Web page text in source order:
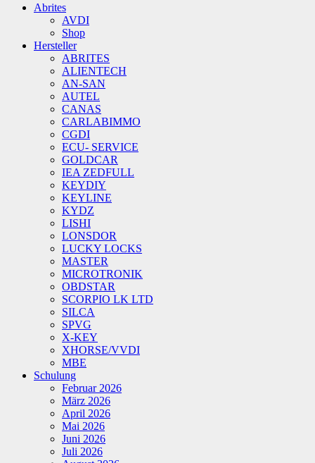
Abrites
AVDI
Shop
Hersteller
ABRITES
ALIENTECH
AN-SAN
AUTEL
CANAS
CARLABIMMO
CGDI
ECU- SERVICE
GOLDCAR
IEA ZEDFULL
KEYDIY
KEYLINE
KYDZ
LISHI
LONSDOR
LUCKY LOCKS
MASTER
MICROTRONIK
OBDSTAR
SCORPIO LK LTD
SILCA
SPVG
X-KEY
XHORSE/VVDI
MBE
Schulung
Februar 2026
März 2026
April 2026
Mai 2026
Juni 2026
Juli 2026